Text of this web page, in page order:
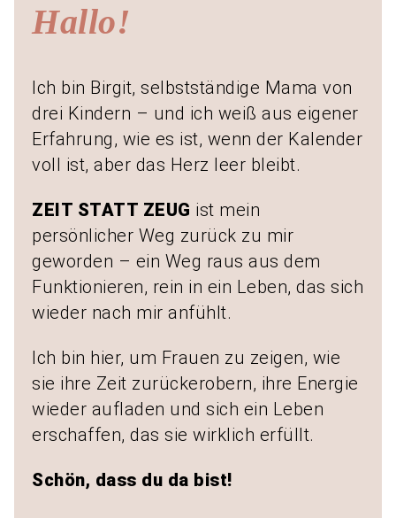
Hallo!
Ich bin Birgit, selbstständige Mama von
drei Kindern – und ich weiß aus eigener
Erfahrung, wie es ist, wenn der Kalender
voll ist, aber das Herz leer bleibt.
ZEIT STATT ZEUG ist mein
persönlicher Weg zurück zu mir
geworden – ein Weg raus aus dem
Funktionieren, rein in ein Leben, das sich
wieder nach mir anfühlt.
Ich bin hier, um Frauen zu zeigen, wie
sie ihre Zeit zurückerobern, ihre Energie
wieder aufladen und sich ein Leben
erschaffen, das sie wirklich erfüllt.
Schön, dass du da bist!